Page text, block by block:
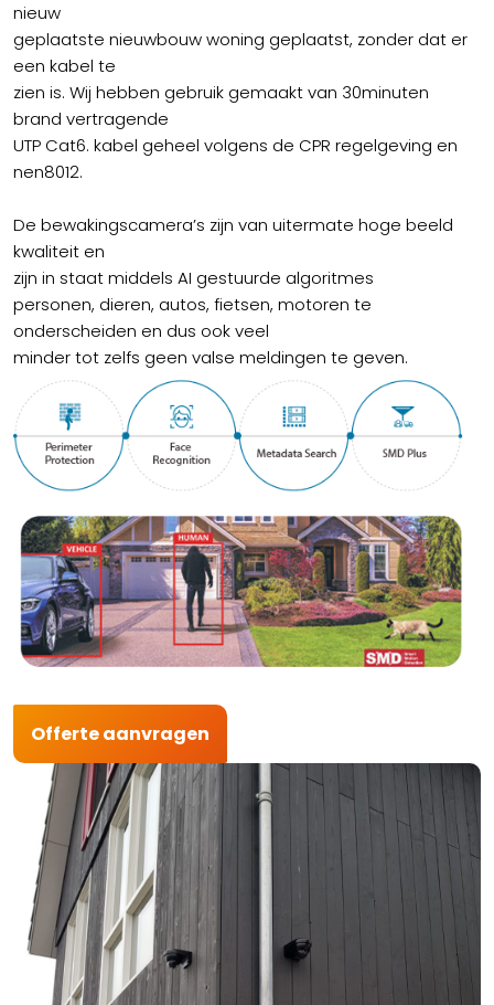
nieuw
geplaatste nieuwbouw woning geplaatst, zonder dat er
een kabel te
zien is. Wij hebben gebruik gemaakt van 30minuten
brand vertragende
UTP Cat6. kabel geheel volgens de CPR regelgeving en
nen8012.
De bewakingscamera’s zijn van uitermate hoge beeld
kwaliteit en
zijn in staat middels AI gestuurde algoritmes
personen, dieren, autos, fietsen, motoren te
onderscheiden en dus ook veel
minder tot zelfs geen valse meldingen te geven.
Offerte aanvragen